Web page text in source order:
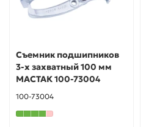
Съемник подшипников
3-х захватный 100 мм
МАСТАК 100-73004
100-73004